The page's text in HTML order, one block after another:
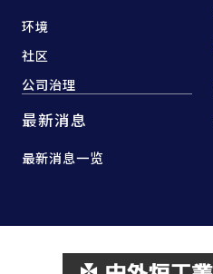
环境
社区
公司治理
最新消息
最新消息一览